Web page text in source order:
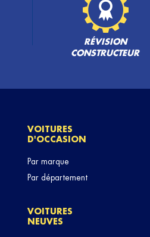
RÉVISION
CONSTRUCTEUR
VOITURES
D'OCCASION
Par marque
Par département
VOITURES
NEUVES